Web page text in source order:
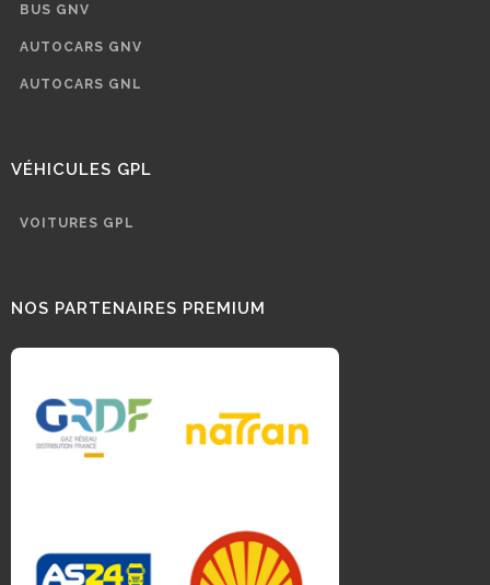
BUS GNV
AUTOCARS GNV
AUTOCARS GNL
VÉHICULES GPL
VOITURES GPL
NOS PARTENAIRES PREMIUM